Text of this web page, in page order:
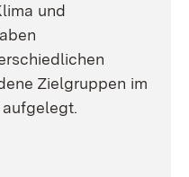
und
Zielgruppen im